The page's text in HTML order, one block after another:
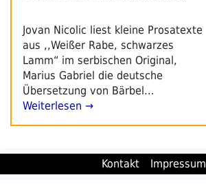
Jovan Nicolic liest kleine Prosatexte
aus ,,Weißer Rabe, schwarzes
Lamm“ im serbischen Original,
Marius Gabriel die deutsche
Übersetzung von Bärbel…
Weiterlesen →
Kontakt Impressum